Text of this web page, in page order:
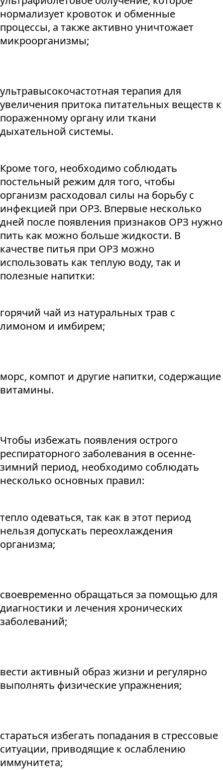
нормализует кровоток и обменные
процессы, а также активно уничтожает
микроорганизмы;
ультравысокочастотная терапия для
увеличения притока питательных веществ к
пораженному органу или ткани
дыхательной системы.
Кроме того, необходимо соблюдать
постельный режим для того, чтобы
организм расходовал силы на борьбу с
инфекцией при ОРЗ. Впервые несколько
дней после появления признаков ОРЗ нужно
пить как можно больше жидкости. В
качестве питья при ОРЗ можно
использовать как теплую воду, так и
полезные напитки:
горячий чай из натуральных трав с
лимоном и имбирем;
морс, компот и другие напитки, содержащие
витамины.
Чтобы избежать появления острого
респираторного заболевания в осенне-
зимний период, необходимо соблюдать
несколько основных правил:
тепло одеваться, так как в этот период
нельзя допускать переохлаждения
организма;
своевременно обращаться за помощью для
диагностики и лечения хронических
заболеваний;
вести активный образ жизни и регулярно
выполнять физические упражнения;
стараться избегать попадания в стрессовые
ситуации, приводящие к ослаблению
иммунитета;